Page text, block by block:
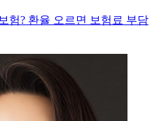
험? 환율 오르면 보험료 부담